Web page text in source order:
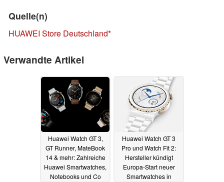
Quelle(n)
HUAWEI Store Deutschland
Verwandte Artikel
Huawei Watch GT 3,
GT Runner, MateBook
14 & mehr: Zahlreiche
Huawei Smartwatches,
Notebooks und Co
Huawei Watch GT 3
Pro und Watch Fit 2:
Hersteller kündigt
Europa-Start neuer
Smartwatches in